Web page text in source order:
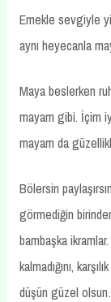
Emekle sevgiyle
aynı heyecanla
Maya beslerken
mayam gibi. İçim
mayam da
Bölersin
görmediğin
bambaşka
kalmadığını,
düşün güzel